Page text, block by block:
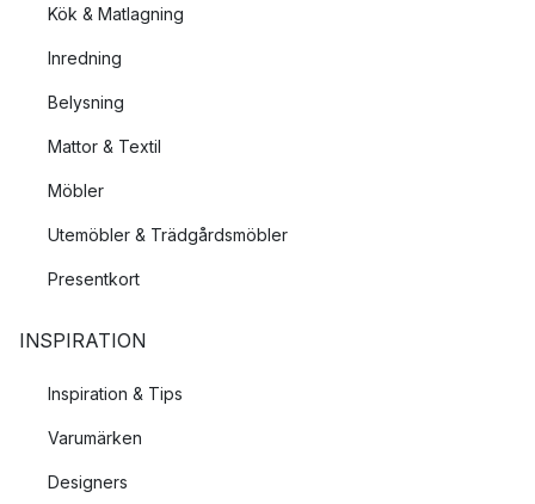
Kök & Matlagning
Inredning
Belysning
Mattor & Textil
Möbler
Utemöbler & Trädgårdsmöbler
Presentkort
INSPIRATION
Inspiration & Tips
Varumärken
Designers